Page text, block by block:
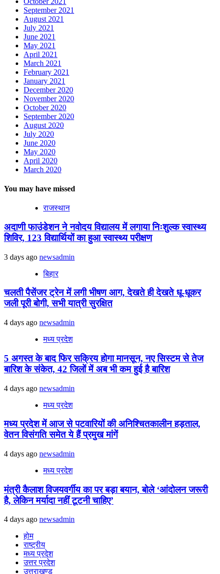
September 2021
August 2021
July 2021
June 2021
May 2021
April 2021
March 2021
February 2021
January 2021
December 2020
November 2020
October 2020
September 2020
August 2020
July 2020
June 2020
May 2020
April 2020
March 2020
You may have missed
राजस्थान
अदाणी फाउंडेशन ने नवोदय विद्यालय में लगाया निःशुल्क स्वास्थ्य
शिविर, 123 विद्यार्थियों का हुआ स्वास्थ्य परीक्षण
3 days ago newsadmin
बिहार
चलती पैसेंजर ट्रेन में लगी भीषण आग, देखते ही देखते धू-धूकर
जली पूरी बोगी, सभी यात्री सुरक्षित
4 days ago newsadmin
मध्य प्रदेश
5 अगस्त के बाद फिर सक्रिय होगा मानसून, नए सिस्टम से तेज
बारिश के संकेत, 42 जिलों में अब भी कम हुई है बारिश
4 days ago newsadmin
मध्य प्रदेश
मध्य प्रदेश में आज से पटवारियों की अनिश्चितकालीन हड़ताल,
वेतन विसंगति समेत ये हैं प्रमुख मांगें
4 days ago newsadmin
मध्य प्रदेश
मंत्री कैलाश विजयवर्गीय का पर बड़ा बयान, बोले ‘आंदोलन जरूरी
है, लेकिन मर्यादा नहीं टूटनी चाहिए’
4 days ago newsadmin
होम
राष्ट्रीय
मध्य प्रदेश
उत्तर प्रदेश
उत्तराखण्ड